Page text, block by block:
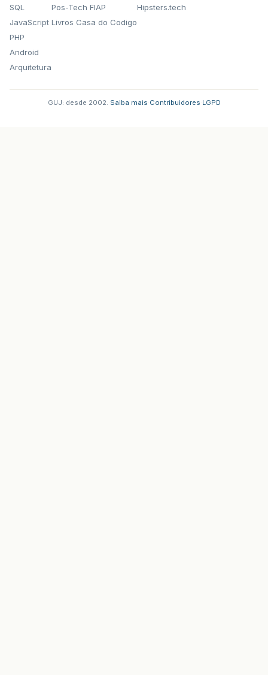
SQL
JavaScript
PHP
Android
Arquitetura
Pos-Tech FIAP
Livros Casa do Codigo
Hipsters.tech
GUJ: desde 2002. Saiba mais Contribuidores LGPD